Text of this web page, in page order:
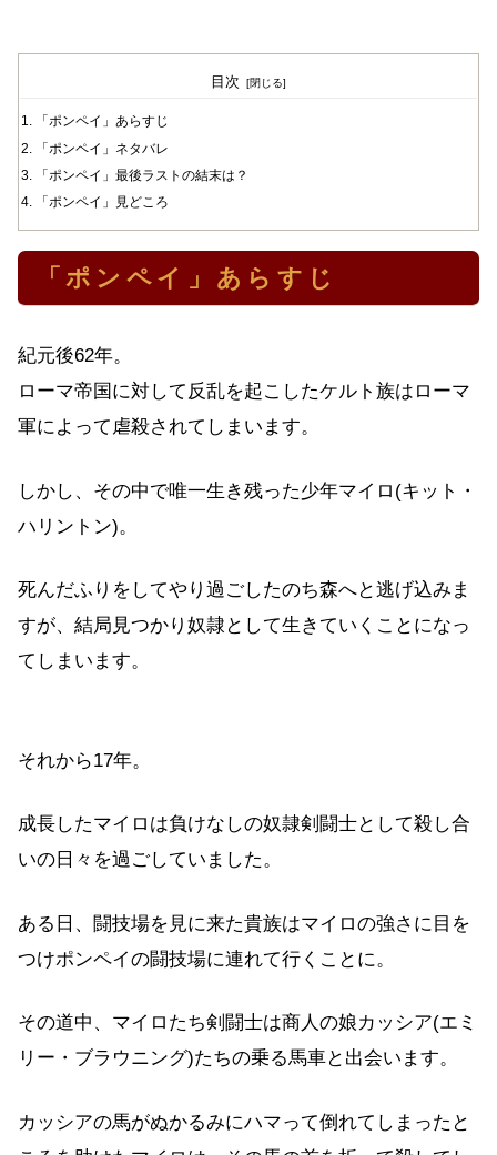
目次
「ポンペイ」あらすじ
「ポンペイ」ネタバレ
「ポンペイ」最後ラストの結末は？
「ポンペイ」見どころ
「ポンペイ」あらすじ
紀元後62年。
ローマ帝国に対して反乱を起こしたケルト族はローマ
軍によって虐殺されてしまいます。
しかし、その中で唯一生き残った少年マイロ(キット・
ハリントン)。
死んだふりをしてやり過ごしたのち森へと逃げ込みま
すが、結局見つかり奴隷として生きていくことになっ
てしまいます。
それから17年。
成長したマイロは負けなしの奴隷剣闘士として殺し合
いの日々を過ごしていました。
ある日、闘技場を見に来た貴族はマイロの強さに目を
つけポンペイの闘技場に連れて行くことに。
その道中、マイロたち剣闘士は商人の娘カッシア(エミ
リー・ブラウニング)たちの乗る馬車と出会います。
カッシアの馬がぬかるみにハマって倒れてしまったと